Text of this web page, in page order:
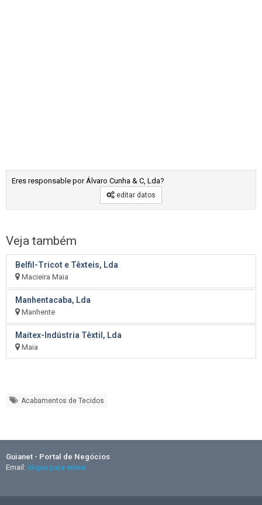
Eres responsable por Álvaro Cunha & C, Lda?
editar datos
Veja também
Belfil-Tricot e Têxteis, Lda
Macieira Maia
Manhentacaba, Lda
Manhente
Maitex-Indústria Têxtil, Lda
Maia
Acabamentos de Tecidos
Guianet - Portal de Negócios
Email: clique para enviar